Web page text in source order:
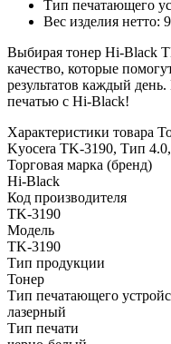
Тип печатающего
Вес изделия нетто:
Выбирая тонер Hi-Black
качество, которые
результатов каждый
печатью с Hi-Black!
Характеристики товара
Kyocera TK-3190, Тип 4.0,
Торговая марка (бренд)
Hi-Black
Код производителя
TK-3190
Модель
TK-3190
Тип продукции
Тонер
Тип печатающего
лазерный
Тип печати